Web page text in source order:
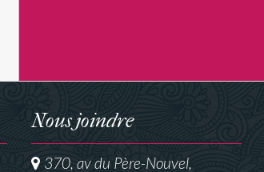
Nous joindre
370, av du Père-Nouvel,